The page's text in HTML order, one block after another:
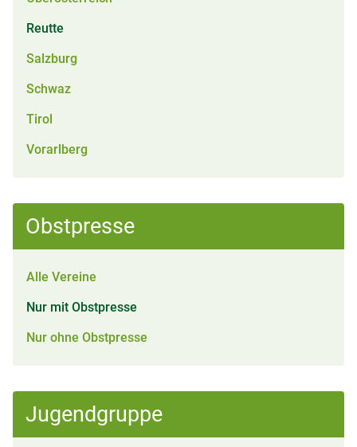
Reutte
Salzburg
Schwaz
Tirol
Vorarlberg
Obstpresse
Alle Vereine
Nur mit Obstpresse
Nur ohne Obstpresse
Jugendgruppe